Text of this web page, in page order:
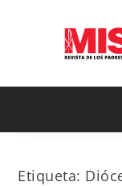
Etiqueta: